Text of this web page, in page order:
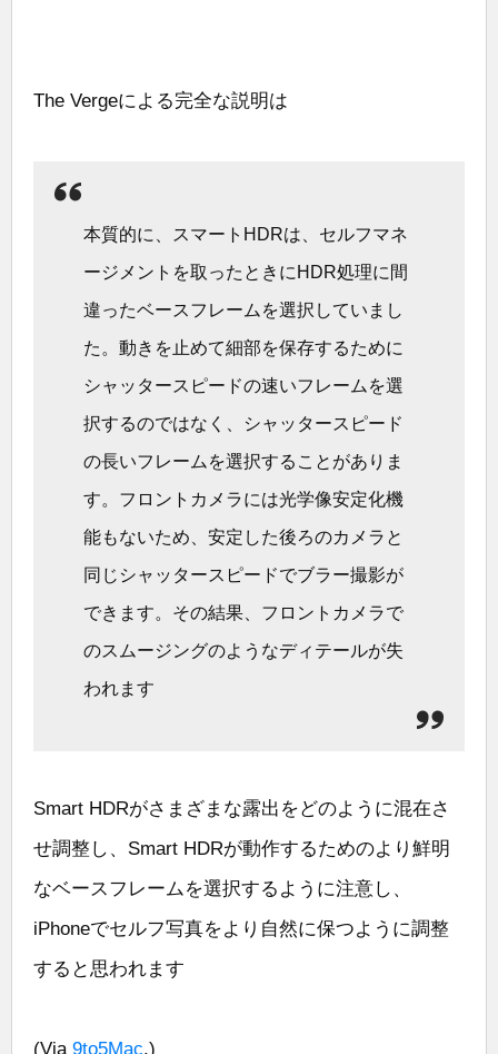
The Vergeによる完全な説明は
本質的に、スマートHDRは、セルフマネ
ージメントを取ったときにHDR処理に間
違ったベースフレームを選択していまし
た。動きを止めて細部を保存するために
シャッタースピードの速いフレームを選
択するのではなく、シャッタースピード
の長いフレームを選択することがありま
す。フロントカメラには光学像安定化機
能もないため、安定した後ろのカメラと
同じシャッタースピードでブラー撮影が
できます。その結果、フロントカメラで
のスムージングのようなディテールが失
われます
Smart HDRがさまざまな露出をどのように混在さ
せ調整し、Smart HDRが動作するためのより鮮明
なベースフレームを選択するように注意し、
iPhoneでセルフ写真をより自然に保つように調整
すると思われます
(Via 9to5Mac.)